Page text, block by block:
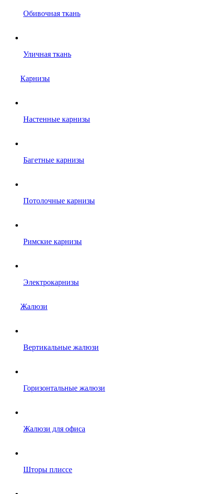
Обивочная ткань
Уличная ткань
Карнизы
Настенные карнизы
Багетные карнизы
Потолочные карнизы
Римские карнизы
Электрокарнизы
Жалюзи
Вертикальные жалюзи
Горизонтальные жалюзи
Жалюзи для офиса
Шторы плиссе